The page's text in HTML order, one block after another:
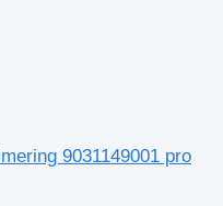
9031149001 pro